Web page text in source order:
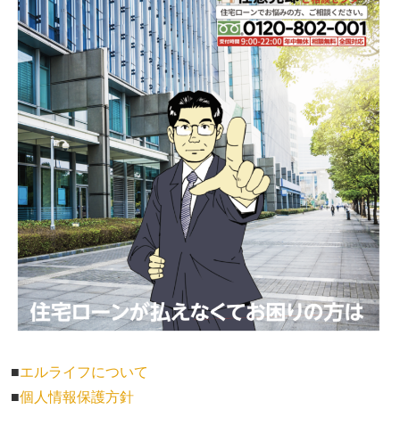
■エルライフについて
■個人情報保護方針